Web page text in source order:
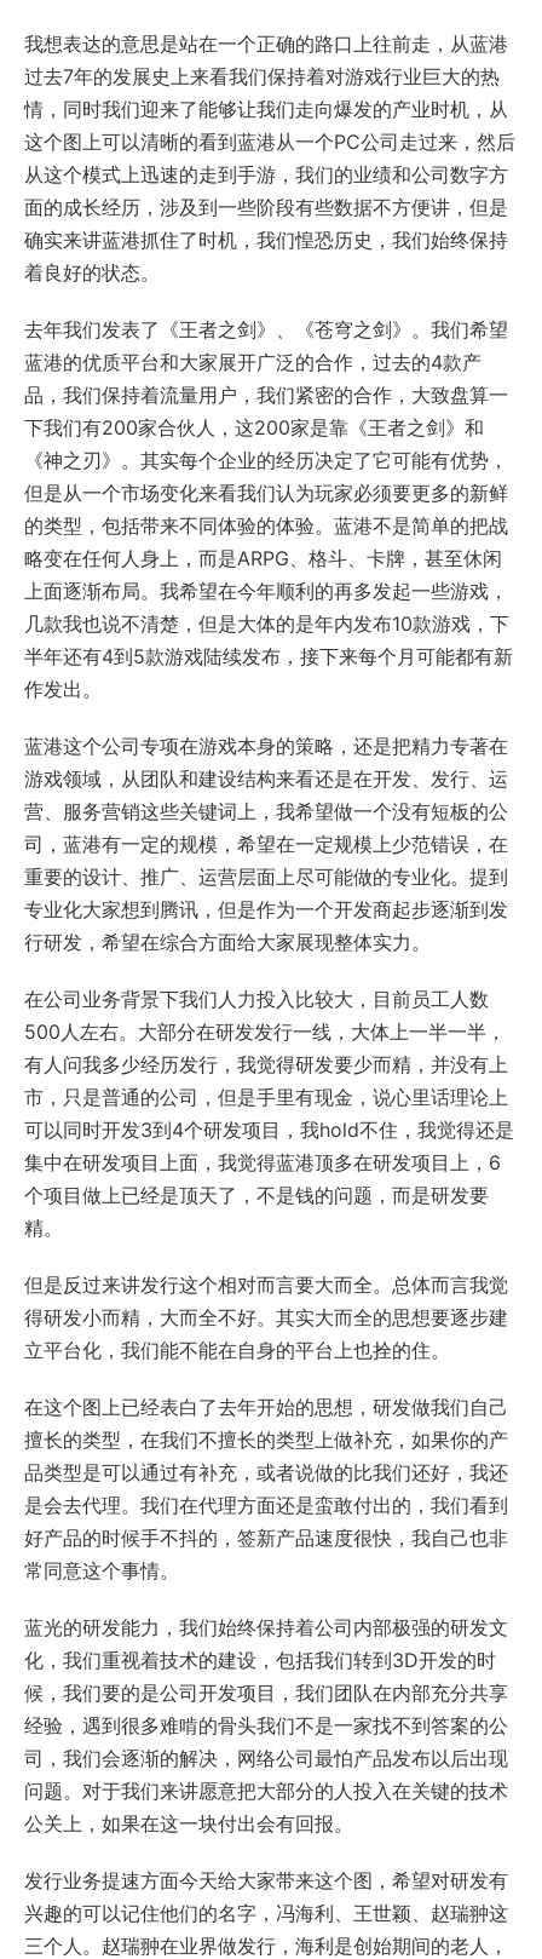
我想表达的意思是站在一个正确的路口上往前走，从蓝港
过去7年的发展史上来看我们保持着对游戏行业巨大的热
情，同时我们迎来了能够让我们走向爆发的产业时机，从
这个图上可以清晰的看到蓝港从一个PC公司走过来，然后
从这个模式上迅速的走到手游，我们的业绩和公司数字方
面的成长经历，涉及到一些阶段有些数据不方便讲，但是
确实来讲蓝港抓住了时机，我们惶恐历史，我们始终保持
着良好的状态。
去年我们发表了《王者之剑》、《苍穹之剑》。我们希望
蓝港的优质平台和大家展开广泛的合作，过去的4款产
品，我们保持着流量用户，我们紧密的合作，大致盘算一
下我们有200家合伙人，这200家是靠《王者之剑》和
《神之刃》。其实每个企业的经历决定了它可能有优势，
但是从一个市场变化来看我们认为玩家必须要更多的新鲜
的类型，包括带来不同体验的体验。蓝港不是简单的把战
略变在任何人身上，而是ARPG、格斗、卡牌，甚至休闲
上面逐渐布局。我希望在今年顺利的再多发起一些游戏，
几款我也说不清楚，但是大体的是年内发布10款游戏，下
半年还有4到5款游戏陆续发布，接下来每个月可能都有新
作发出。
蓝港这个公司专项在游戏本身的策略，还是把精力专著在
游戏领域，从团队和建设结构来看还是在开发、发行、运
营、服务营销这些关键词上，我希望做一个没有短板的公
司，蓝港有一定的规模，希望在一定规模上少范错误，在
重要的设计、推广、运营层面上尽可能做的专业化。提到
专业化大家想到腾讯，但是作为一个开发商起步逐渐到发
行研发，希望在综合方面给大家展现整体实力。
在公司业务背景下我们人力投入比较大，目前员工人数
500人左右。大部分在研发发行一线，大体上一半一半，
有人问我多少经历发行，我觉得研发要少而精，并没有上
市，只是普通的公司，但是手里有现金，说心里话理论上
可以同时开发3到4个研发项目，我hold不住，我觉得还是
集中在研发项目上面，我觉得蓝港顶多在研发项目上，6
个项目做上已经是顶天了，不是钱的问题，而是研发要
精。
但是反过来讲发行这个相对而言要大而全。总体而言我觉
得研发小而精，大而全不好。其实大而全的思想要逐步建
立平台化，我们能不能在自身的平台上也拴的住。
在这个图上已经表白了去年开始的思想，研发做我们自己
擅长的类型，在我们不擅长的类型上做补充，如果你的产
品类型是可以通过有补充，或者说做的比我们还好，我还
是会去代理。我们在代理方面还是蛮敢付出的，我们看到
好产品的时候手不抖的，签新产品速度很快，我自己也非
常同意这个事情。
蓝光的研发能力，我们始终保持着公司内部极强的研发文
化，我们重视着技术的建设，包括我们转到3D开发的时
候，我们要的是公司开发项目，我们团队在内部充分共享
经验，遇到很多难啃的骨头我们不是一家找不到答案的公
司，我们会逐渐的解决，网络公司最怕产品发布以后出现
问题。对于我们来讲愿意把大部分的人投入在关键的技术
公关上，如果在这一块付出会有回报。
发行业务提速方面今天给大家带来这个图，希望对研发有
兴趣的可以记住他们的名字，冯海利、王世颖、赵瑞翀这
三个人。赵瑞翀在业界做发行，海利是创始期间的老人，